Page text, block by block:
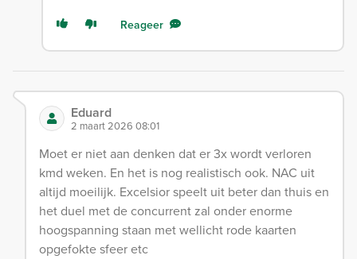
Reageer
Eduard
2 maart 2026 08:01
Moet er niet aan denken dat er 3x wordt verloren
kmd weken. En het is nog realistisch ook. NAC uit
altijd moeilijk. Excelsior speelt uit beter dan thuis en
het duel met de concurrent zal onder enorme
hoogspanning staan met wellicht rode kaarten
opgefokte sfeer etc